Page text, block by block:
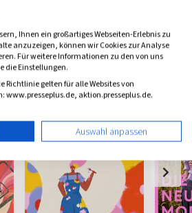
Ihnen ein großartiges Webseiten-Erlebnis zu
anzuzeigen, können wir Cookies zur Analyse
Für weitere Informationen zu den von uns
die Einstellungen.
Richtlinie gelten für alle Websites von
www.presseplus.de, aktion.presseplus.de.
Auswahl anpassen